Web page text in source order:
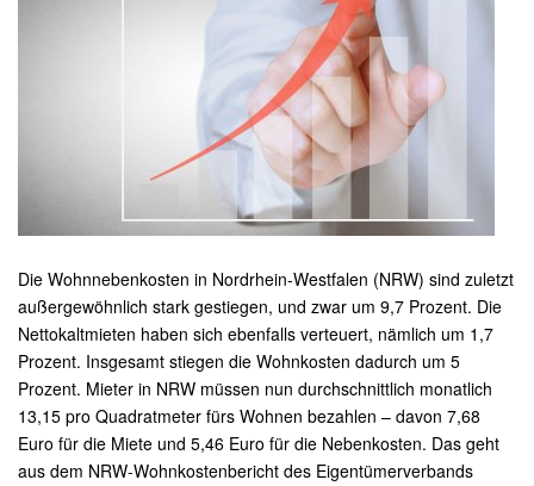
Die Wohnnebenkosten in Nordrhein-Westfalen (NRW) sind zuletzt
außergewöhnlich stark gestiegen, und zwar um 9,7 Prozent. Die
Nettokaltmieten haben sich ebenfalls verteuert, nämlich um 1,7
Prozent. Insgesamt stiegen die Wohnkosten dadurch um 5
Prozent. Mieter in NRW müssen nun durchschnittlich monatlich
13,15 pro Quadratmeter fürs Wohnen bezahlen – davon 7,68
Euro für die Miete und 5,46 Euro für die Nebenkosten. Das geht
aus dem NRW-Wohnkostenbericht des Eigentümerverbands